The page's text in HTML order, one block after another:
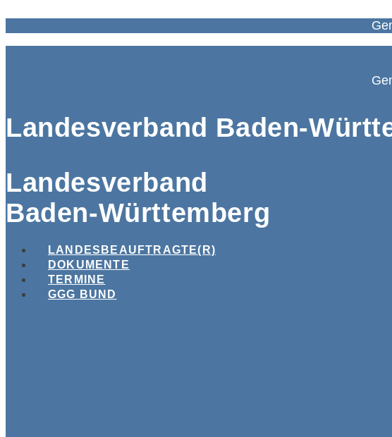
Landesverband Baden-
Landesverband
Baden-Württemberg
LANDESBEAUFTRAGTE(R)
DOKUMENTE
TERMINE
GGG BUND